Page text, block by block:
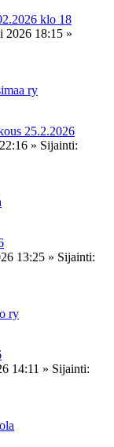
klo 18
2026 18:15 »
ry
25.2.2026
» Sijainti:
13:25 » Sijainti:
ry
14:11 » Sijainti: